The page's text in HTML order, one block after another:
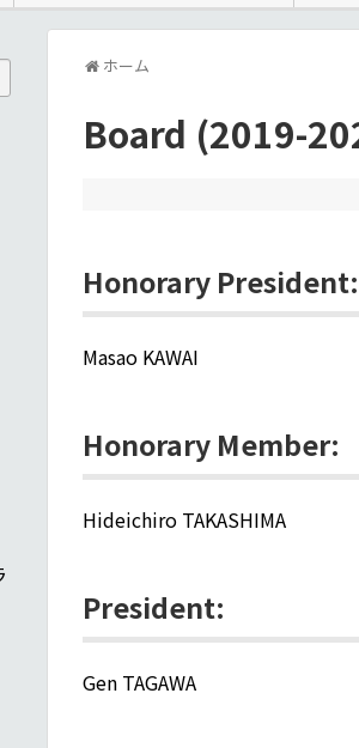
ホーム
Board (2019-
Honorary President:
Masao KAWAI
Honorary Member:
Hideichiro TAKASHIMA
President:
Gen TAGAWA